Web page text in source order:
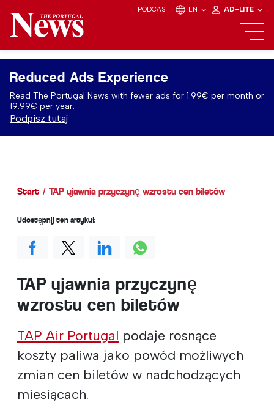
PODCAST EN AD-LITE
Reduced Ads Experience
Read The Portugal News with fewer ads for 1.99€ per month or
19.99€ per year.
Podpisz tutaj
Start TAP ujawnia przyczynę wzrostu cen biletów
TAP ujawnia przyczynę
wzrostu cen biletów
TAP Air Portugal podaje rosnące
koszty paliwa jako powód możliwych
zmian cen biletów w nadchodzących
miesiącach.
Udostępnij ten artykuł: